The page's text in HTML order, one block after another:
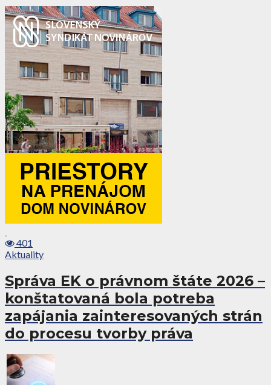
401
Aktuality
Správa EK o právnom štáte 2026 –
konštatovaná bola potreba
zapájania zainteresovaných strán
do procesu tvorby práva